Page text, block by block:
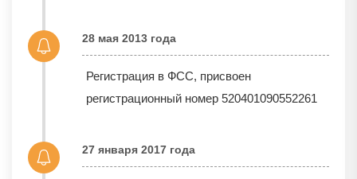
28 мая 2013 года
Регистрация в ФСС, присвоен
регистрационный номер 520401090552261
27 января 2017 года